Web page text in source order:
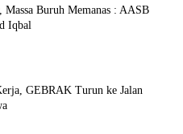
Buruh Memanas : AASB
Iqbal
GEBRAK Turun ke Jalan